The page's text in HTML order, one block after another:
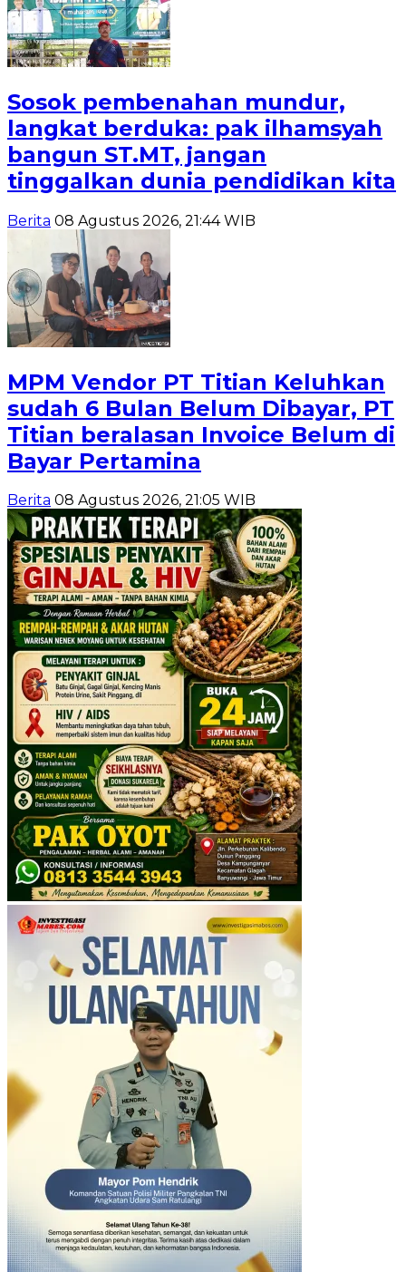
Sosok pembenahan mundur,
langkat berduka: pak ilhamsyah
bangun ST.MT, jangan
tinggalkan dunia pendidikan kita
Berita 08 Agustus 2026, 21:44 WIB
MPM Vendor PT Titian Keluhkan
sudah 6 Bulan Belum Dibayar, PT
Titian beralasan Invoice Belum di
Bayar Pertamina
Berita 08 Agustus 2026, 21:05 WIB